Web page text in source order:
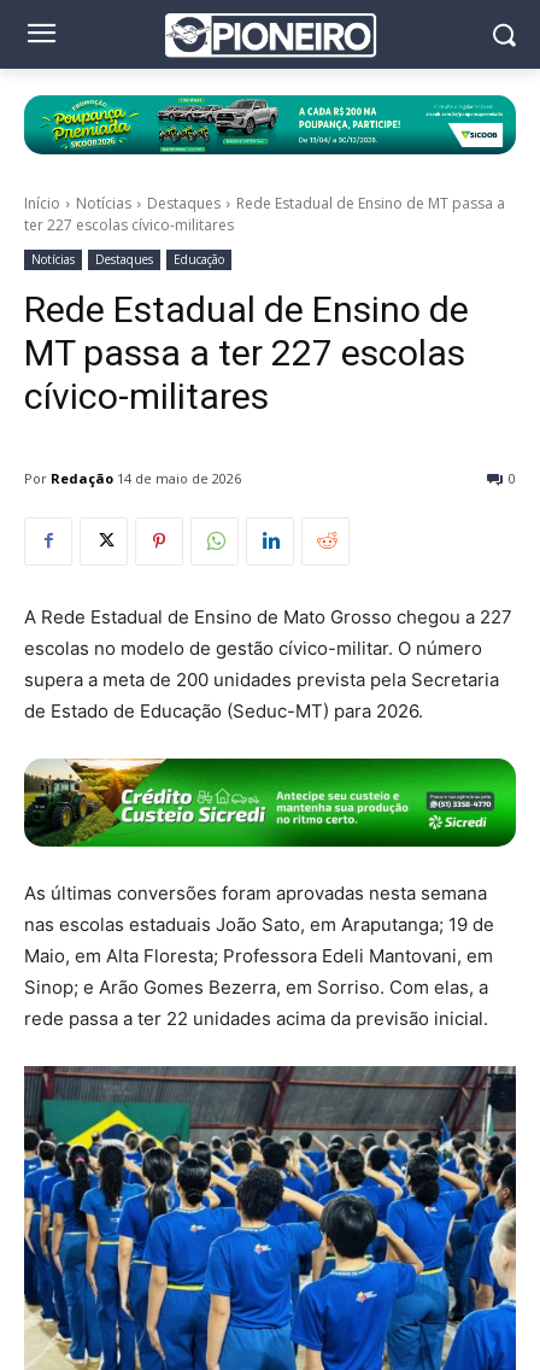
Início Notícias Destaques
Rede Estadual de Ensino de MT passa a
ter 227 escolas cívico-militares
Notícias Destaques Educação
Rede Estadual de Ensino de
MT passa a ter 227 escolas
cívico-militares
Por Redação 0
14 de maio de 2026
A Rede Estadual de Ensino de Mato Grosso chegou a 227
escolas no modelo de gestão cívico-militar. O número
supera a meta de 200 unidades prevista pela Secretaria
de Estado de Educação (Seduc-MT) para 2026.
As últimas conversões foram aprovadas nesta semana
nas escolas estaduais João Sato, em Araputanga; 19 de
Maio, em Alta Floresta; Professora Edeli Mantovani, em
Sinop; e Arão Gomes Bezerra, em Sorriso. Com elas, a
rede passa a ter 22 unidades acima da previsão inicial.